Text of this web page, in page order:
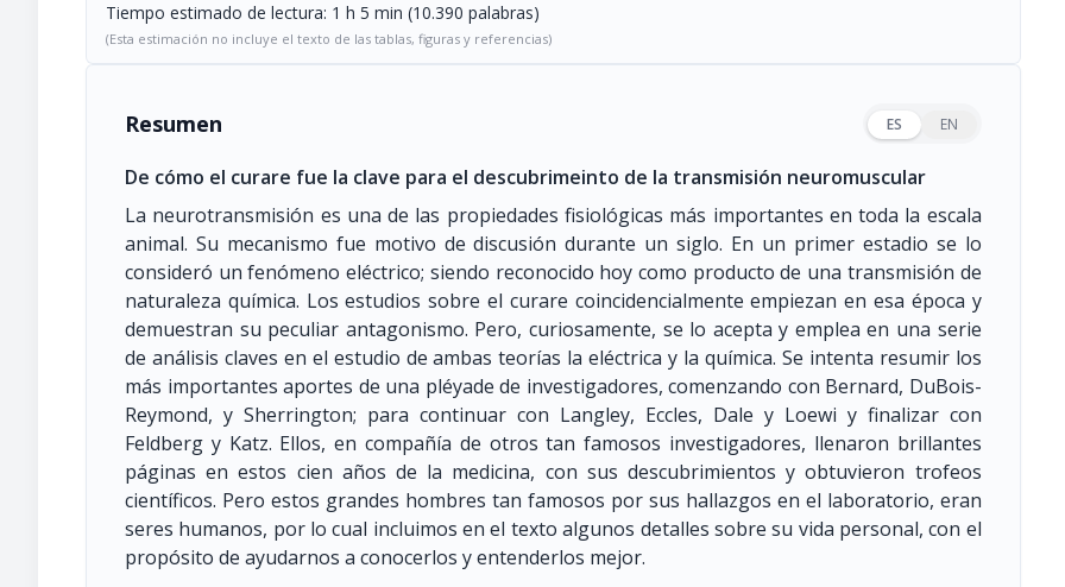
Tiempo estimado de lectura: 1 h 5 min (10.390 palabras)
(Esta estimación no incluye el texto de las tablas, figuras y referencias)
Resumen ES EN
De cómo el curare fue la clave para el descubrimeinto de la transmisión neuromuscular
La neurotransmisión es una de las propiedades fisiológicas más importantes en toda la escala
animal. Su mecanismo fue motivo de discusión durante un siglo. En un primer estadio se lo
consideró un fenómeno eléctrico; siendo reconocido hoy como producto de una transmisión de
naturaleza química. Los estudios sobre el curare coincidencialmente empiezan en esa época y
demuestran su peculiar antagonismo. Pero, curiosamente, se lo acepta y emplea en una serie
de análisis claves en el estudio de ambas teorías la eléctrica y la química. Se intenta resumir los
más importantes aportes de una pléyade de investigadores, comenzando con Bernard, DuBois-
Reymond, y Sherrington; para continuar con Langley, Eccles, Dale y Loewi y finalizar con
Feldberg y Katz. Ellos, en compañía de otros tan famosos investigadores, llenaron brillantes
páginas en estos cien años de la medicina, con sus descubrimientos y obtuvieron trofeos
científicos. Pero estos grandes hombres tan famosos por sus hallazgos en el laboratorio, eran
seres humanos, por lo cual incluimos en el texto algunos detalles sobre su vida personal, con el
propósito de ayudarnos a conocerlos y entenderlos mejor.